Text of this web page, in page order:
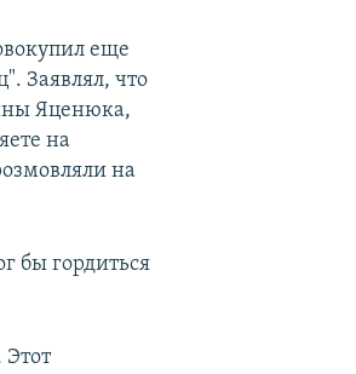
еще
Заявлял, что
Яценюка,
на
на
бы гордиться
Этот